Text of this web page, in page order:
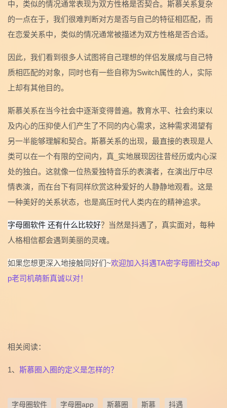
中，类似的情况通常表现为双方性格是否契合。斯慕关系复杂
的一点在于，我们很难判断对方是否与自己的特征相匹配，而
在恋爱关系中，类似的情况通常被描述为双方性格是否合适。
因此，我们看到很多人试图将自己理想的伴侣发展成与自己特
质相匹配的对象，同时也有一些自称为Switch属性的人，实际
上却有其他目的。
斯慕关系在当今社会中逐渐变得普遍。教育水平、社会约束以
及内心的压抑使人们产生了不同的内心需求，这种需求渴望有
另一半能够理解和契合。斯慕关系的出现，最直接的表现是人
类可以在一个有限的空间内，真_实地展现因往昔经历或内心深
处的独白。这就像一位热爱独特音乐的表演者，在演出厅中尽
情表演，而在台下有同样欣赏这种爱好的人静静地观看。这是
一种美好的关系状态，也是高压时代人类内在的精神追求。
字母圈软件 还有什么比较好？当然是抖遇了，真实面对，每种
人格相信都会遇到美丽的灵魂。
如果您想更深入地接触同好们~欢迎加入抖遇TA密字母圈社交ap
p老司机萌新真诚以对！
相关阅读：
1、 斯慕圈入圈的定义是怎样的？
字母圈软件 字母圈app 斯慕圈 斯慕 抖遇